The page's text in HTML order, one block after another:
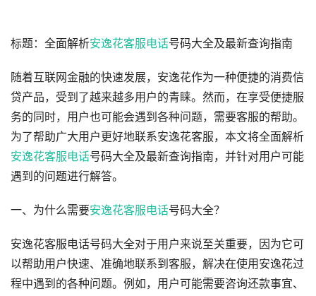
标题：全面解析安逸花客服电话号码大全及最新查询指南
随着互联网金融的快速发展，安逸花作为一种便捷的消费信
贷产品，受到了越来越多用户的青睐。然而，在享受便捷服
务的同时，用户也可能会遇到各种问题，需要客服的帮助。
为了帮助广大用户更好地联系安逸花客服，本文将全面解析
安逸花客服电话号码大全及最新查询指南，并针对用户可能
遇到的问题进行解答。
一、为什么需要安逸花客服电话号码大全？
安逸花客服电话号码大全对于用户来说至关重要，因为它可
以帮助用户快速、准确地联系到客服，解决在使用安逸花过
程中遇到的各种问题。例如，用户可能需要咨询还款事宜、